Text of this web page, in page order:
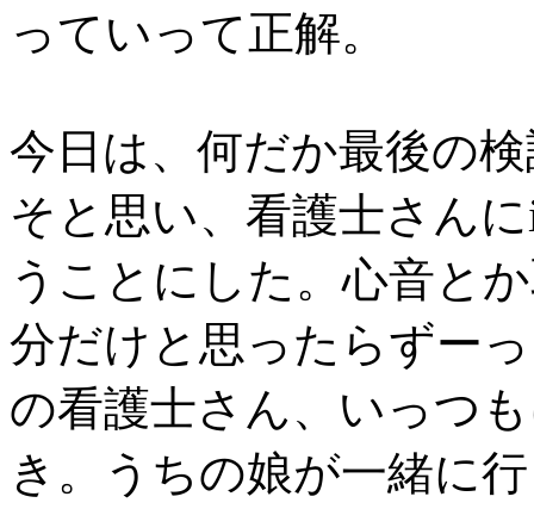
っていって正解。
今日は、何だか最後の
そと思い、看護士さん
うことにした。心音と
分だけと思ったらずー
の看護士さん、いっつ
き。うちの娘が一緒に